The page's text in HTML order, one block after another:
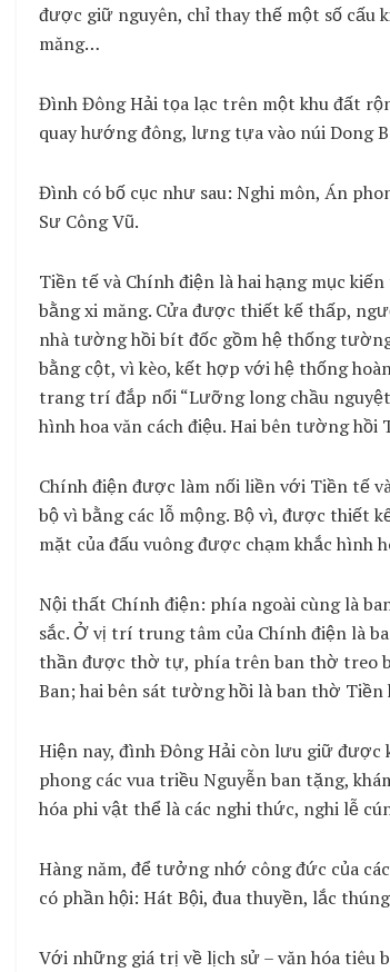
được giữ nguyên, chỉ thay thế một số cấu
măng…
Đình Đông Hải tọa lạc trên một khu đất
quay hướng đông, lưng tựa vào núi Dong
Đình có bố cục như sau: Nghi môn, Án
Sư Công Vũ.
Tiền tế và Chính điện là hai hạng mục
bằng xi măng. Cửa được thiết kế thấp,
nhà tường hồi bít đốc gồm hệ thống
bằng cột, vì kèo, kết hợp với hệ thống
trang trí đắp nổi “Lưỡng long chầu
hình hoa văn cách điệu. Hai bên tường
Chính điện được làm nối liền với Tiền tế
bộ vì bằng các lỗ mộng. Bộ vì, được thiết
mặt của đấu vuông được chạm khắc hình
Nội thất Chính điện: phía ngoài cùng là
sắc. Ở vị trí trung tâm của Chính điện là
thần được thờ tự, phía trên ban thờ treo
Ban; hai bên sát tường hồi là ban thờ Tiền
Hiện nay, đình Đông Hải còn lưu giữ được
phong các vua triều Nguyễn ban tặng,
hóa phi vật thể là các nghi thức, nghi lễ
Hàng năm, để tưởng nhớ công đức của
có phần hội: Hát Bội, đua thuyền, lắc
Với những giá trị về lịch sử – văn hóa tiêu